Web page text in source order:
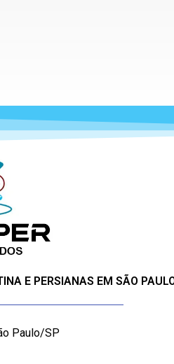
E PERSIANAS EM SÃO
Paulo/SP